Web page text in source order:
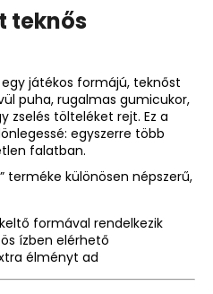
teknős
játékos formájú, teknőst
puha, rugalmas gumicukor,
zselés tölteléket rejt. Ez a
egyszerre több
falatban.
terméke különösen népszerű,
formával rendelkezik
ízben elérhető
élményt ad